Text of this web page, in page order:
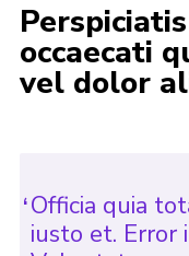
occaecati
vel dolor
Officia quia
iusto et. Error